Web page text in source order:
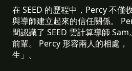
在 SEED 的歷程中，Percy 不僅
與導師建立起來的信任關係。
間認識了 SEED 雲計算導師
前輩。 Percy 形容兩人的相處，
生」。